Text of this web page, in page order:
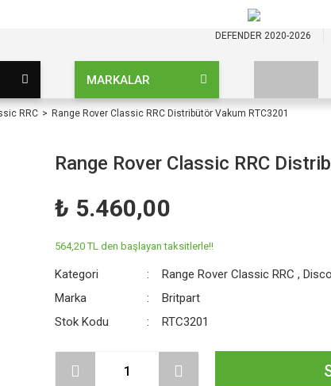
DEFENDER 2020-2026
MARKALAR
RRC Range Rover Classic RRC Distribütör Vakum RTC3201
Range Rover Classic RRC
₺ 5.460,00
564,20 TL den başlayan taksitlerle!!
Kategori Range Rover Classic RRC ,
Marka
Britpart
Stok Kodu
RTC3201